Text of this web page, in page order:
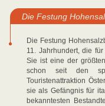
Die Festung
Die Festung
11. Jahrhundert, die
Sie ist eine der
schon seit den
Touristenattraktion
sie als Gefängnis für
bekanntesten